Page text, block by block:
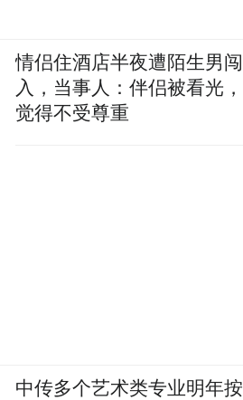
情侣住酒店半夜遭陌生男闯
入，当事人：伴侣被看光，
觉得不受尊重
中传多个艺术类专业明年按